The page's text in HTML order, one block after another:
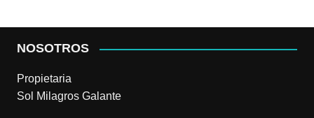
NOSOTROS
Propietaria
Sol Milagros Galante